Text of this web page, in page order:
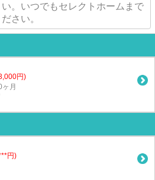
。いつでもセレクトホームまで
さい。
円)
月
円)